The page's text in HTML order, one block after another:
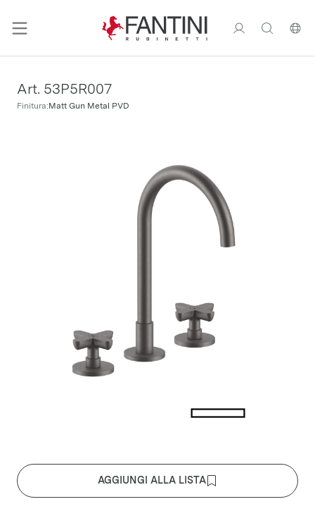
Art. 53P5R007
Finitura:Matt Gun Metal PVD
AGGIUNGI ALLA LISTA